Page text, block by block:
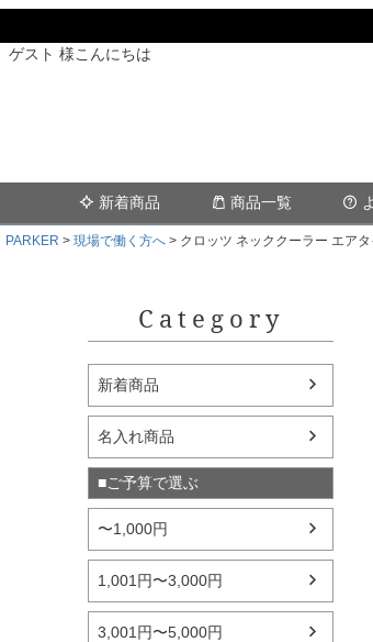
ゲスト 様こんにちは
新着商品 商品一覧
PARKER 現場で働く方へ クロッツ ネッククーラー エア
Category
新着商品
名入れ商品
■ご予算で選ぶ
〜1,000円
1,001円〜3,000円
3,001円〜5,000円